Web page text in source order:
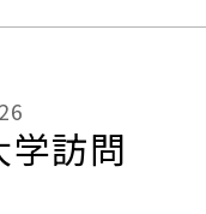
学訪問